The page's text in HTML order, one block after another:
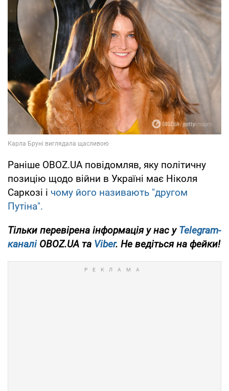
Раніше OBOZ.UA повідомляв, яку політичну
позицію щодо війни в Україні має Ніколя
Саркозі і чому його називають "другом
Путіна".
Тільки перевірена інформація у нас уTelegram-
каналіOBOZ.UA та Viber. Не ведіться на фейки!